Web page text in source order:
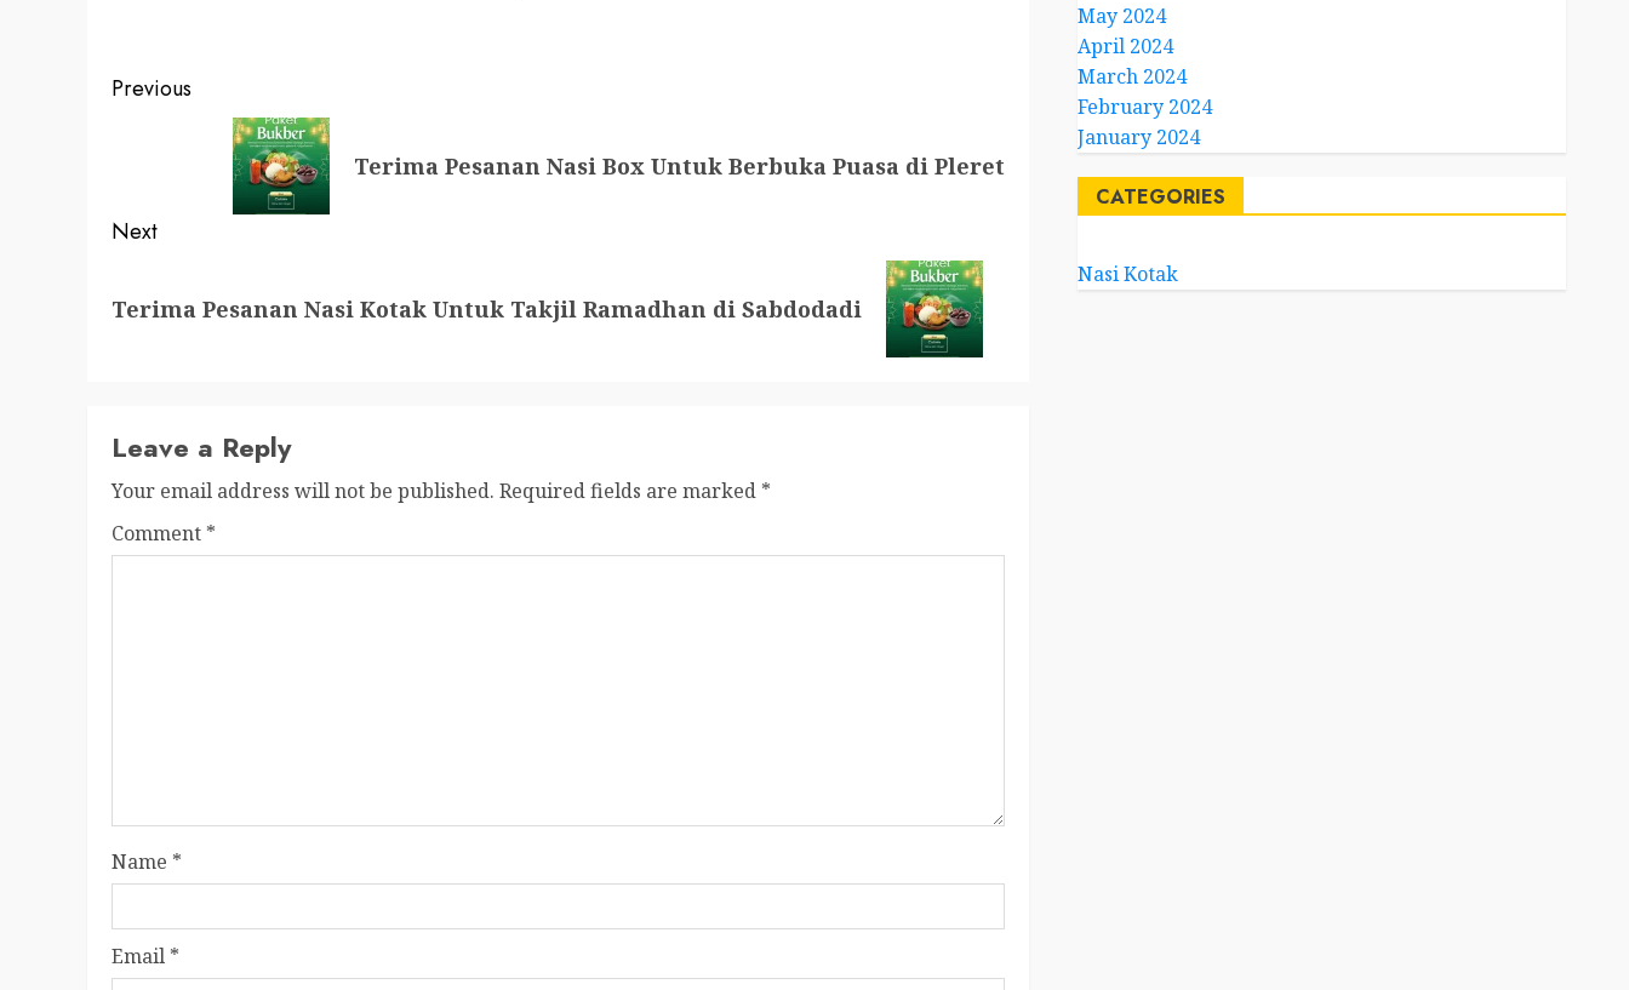
Post
navigation
Previous
Terima Pesanan Nasi Box Untuk Berbuka Puasa di Pleret
Next
post:
Terima Pesanan Nasi Kotak Untuk Takjil Ramadhan di Sabdodadi
Leave a Reply
Your email address will not be published. Required fields are marked *
Comment *
Name *
Email *
May 2024
April 2024
March 2024
February 2024
January 2024
CATEGORIES
Nasi Kotak